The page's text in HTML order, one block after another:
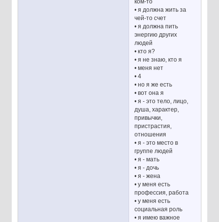
ком-то
• я должна жить за
чей-то счет
• я должна пить
энергию других
людей
• кто я?
• я не знаю, кто я
• меня нет
• 4
• но я же есть
• вот она я
• я - это тело, лицо,
душа, характер,
привычки,
пристрастия,
отношения
• я - это место в
группе людей
• я - мать
• я - дочь
• я - жена
• у меня есть
профессия, работа
• у меня есть
социальная роль
• я имею важное